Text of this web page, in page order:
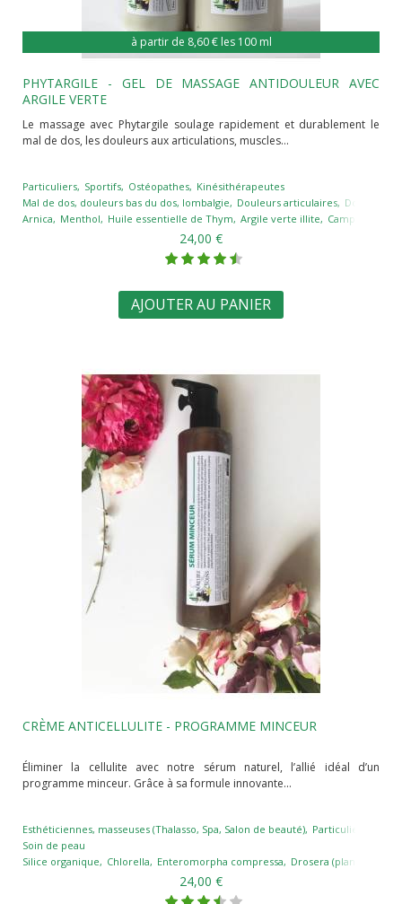
PHYTARGILE - GEL DE MASSAGE ANTIDOULEUR AVEC
ARGILE VERTE
Le massage avec Phytargile soulage rapidement et durablement le
mal de dos, les douleurs aux articulations, muscles...
Particuliers Sportifs Ostéopathes Kinésithérapeutes
Mal de dos, douleurs bas du dos, lombalgie
Douleurs articulaires Douleurs
Arnica
Menthol Huile essentielle de Thym Argile verte illite Camphre
24,00 €
AJOUTER AU PANIER
CRÈME ANTICELLULITE - PROGRAMME MINCEUR
Éliminer la cellulite avec notre sérum naturel, l’allié idéal d’un
programme minceur. Grâce à sa formule innovante...
Esthéticiennes, masseuses (Thalasso, Spa, Salon de beauté) Particuliers
Soin de peau
Silice organique
Chlorella Enteromorpha compressa Drosera (plante
24,00 €